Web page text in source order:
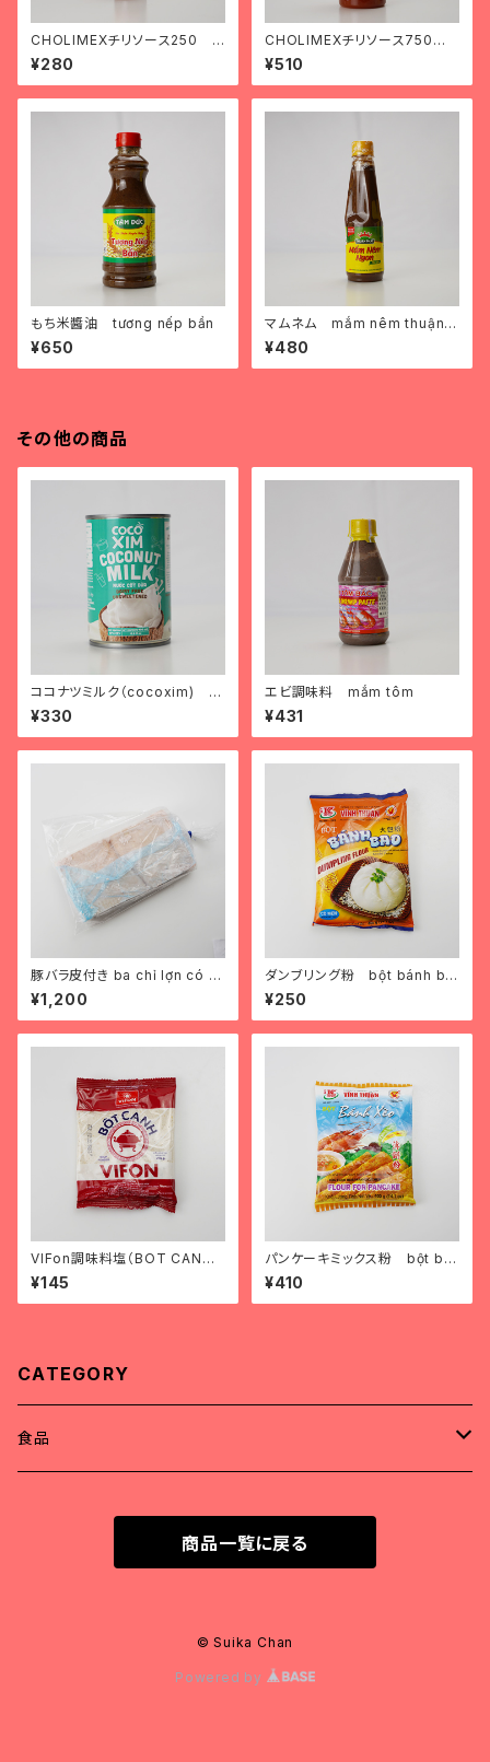
CHOLIMEXチリソース250 t
ương ớt chomilex loại nhỏ
¥280
CHOLIMEXチリソース750 t
ương ớt chomilex loại to
¥510
もち米醬油 tương nếp bần
¥650
マムネム mắm nêm thuận p
hát
¥480
その他の商品
ココナツミルク（cocoxim) n
ước cốt dừa
¥330
エビ調味料 mắm tôm
¥431
豚バラ皮付き ba chỉ lợn có d
a
¥1,200
ダンブリング粉 bột bánh ba
o
¥250
VIFon調味料塩（BOT CANH）
bột canh vifon
¥145
パンケーキミックス粉 bột bá
nh xèo
¥410
CATEGORY
食品
商品一覧に戻る
© Suika Chan
Powered by